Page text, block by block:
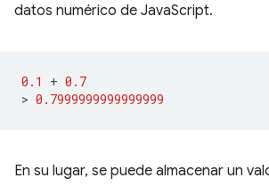
datos numérico de JavaScript.
0.1 + 0.7
> 0.7999999999999999
En su lugar, se puede almacenar un